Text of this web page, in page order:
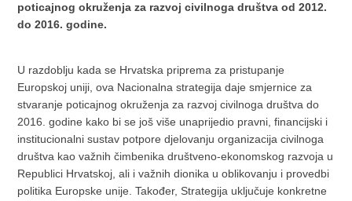
poticajnog okruženja za razvoj civilnoga društva od 2012.
do 2016. godine.
U razdoblju kada se Hrvatska priprema za pristupanje
Europskoj uniji, ova Nacionalna strategija daje smjernice za
stvaranje poticajnog okruženja za razvoj civilnoga društva do
2016. godine kako bi se još više unaprijedio pravni, financijski i
institucionalni sustav potpore djelovanju organizacija civilnoga
društva kao važnih čimbenika društveno-ekonomskog razvoja u
Republici Hrvatskoj, ali i važnih dionika u oblikovanju i provedbi
politika Europske unije. Također, Strategija uključuje konkretne